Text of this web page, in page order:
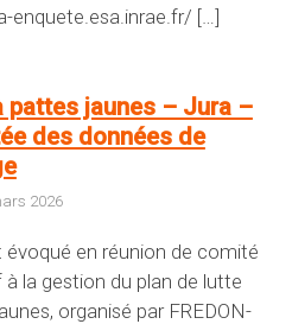
enquete.esa.inrae.fr/ […]
pattes jaunes – Jura –
des données de
2026
en réunion de comité
la gestion du plan de lutte
organisé par FREDON-